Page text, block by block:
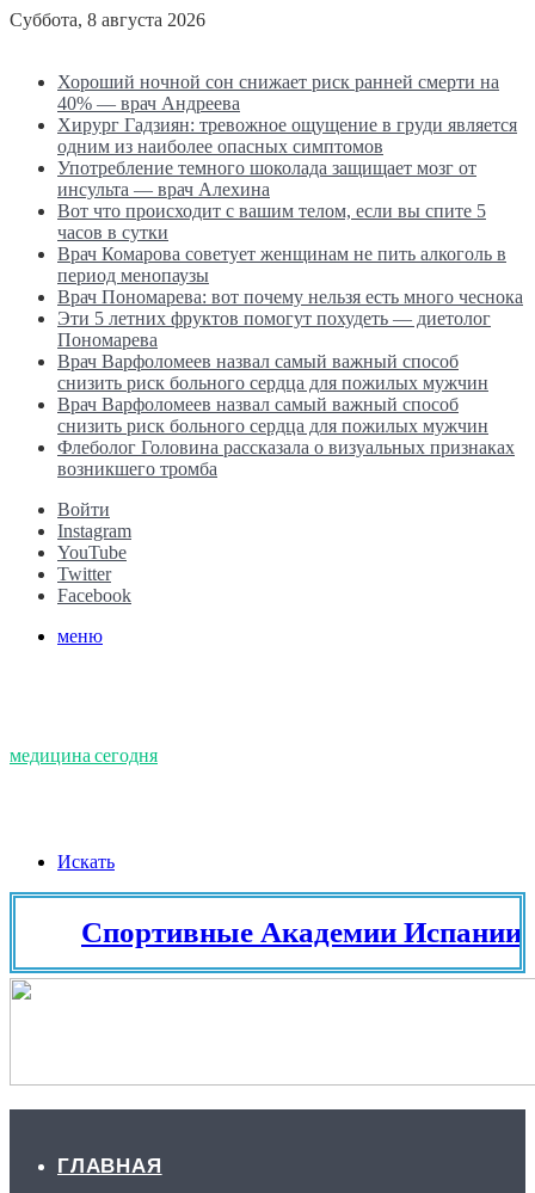
Суббота, 8 августа 2026
Хороший ночной сон снижает риск ранней смерти на
40% — врач Андреева
Хирург Гадзиян: тревожное ощущение в груди является
одним из наиболее опасных симптомов
Употребление темного шоколада защищает мозг от
инсульта — врач Алехина
Вот что происходит с вашим телом, если вы спите 5
часов в сутки
Врач Комарова советует женщинам не пить алкоголь в
период менопаузы
Врач Пономарева: вот почему нельзя есть много чеснока
Эти 5 летних фруктов помогут похудеть — диетолог
Пономарева
Врач Варфоломеев назвал самый важный способ
снизить риск больного сердца для пожилых мужчин
Врач Варфоломеев назвал самый важный способ
снизить риск больного сердца для пожилых мужчин
Флеболог Головина рассказала о визуальных признаках
возникшего тромба
Войти
Instagram
YouTube
Twitter
Facebook
меню
медицина сегодня
Искать
Спортивные Академии Испании.
ГЛАВНАЯ